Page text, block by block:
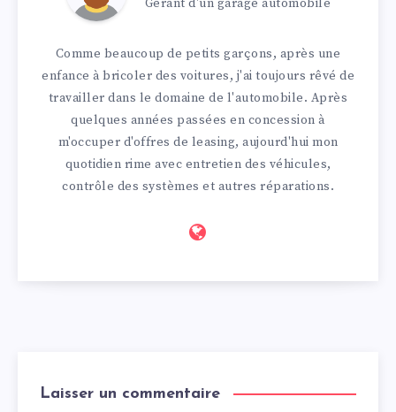
Gérant d'un garage automobile
Comme beaucoup de petits garçons, après une
enfance à bricoler des voitures, j'ai toujours rêvé de
travailler dans le domaine de l'automobile. Après
quelques années passées en concession à
m'occuper d'offres de leasing, aujourd'hui mon
quotidien rime avec entretien des véhicules,
contrôle des systèmes et autres réparations.
Laisser un commentaire